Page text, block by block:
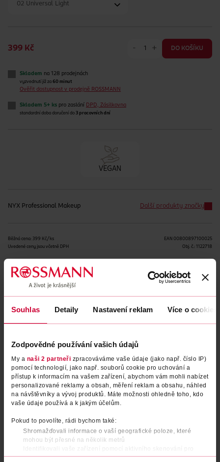
Souhlas Detaily Nastavení reklam Více o cookies
Zodpovědné používání vašich údajů
My a naši 2 partneři zpracováváme vaše údaje (jako např. číslo IP)
pomocí technologií, jako např. souborů cookie pro uchování a
přístup k informacím na vašem zařízení, abychom vám mohli nabízet
personalizované reklamy a obsah, měření reklam a obsahu, náhled
na návštěvníky a vývoj produktů. Máte možnosti ohledně toho, kdo
vaše údaje používá a k jakým účelům.
Pokud to povolíte, rádi bychom také:
Shromažďovali informace o vaší geografické poloze, které
mohou být přesné na několik metrů
Identifikovali vaše zařízení pomocí aktivního skenování pro
konkrétní charakteristiky (otisk prstu)
02 Universal Light
399 Kč - + DO KOŠÍKU
Skladem na 128 prodejnách
vyzvednutí již za 60 minut
Ověřit dostupnost v prodejně ROSSMANN
Skladem 5+ ks pro zaslání DPD, Zásilkovna
standardní doba doručení do 3 pracovních dní
VEGAN
NYX Professional Makeup Další produkty značky
Běžná cena: 399 Kč/ks
Uvedené ceny jsou včetně DPH
EAN 00800897100025
Obj. č.: 1122718
Podobné produkty
Konturovací tyčinka Wonder
NYX Professional Makeup 1 ks
399 Kč
Konturovací tyčinka Wonder
NYX Professional Makeup